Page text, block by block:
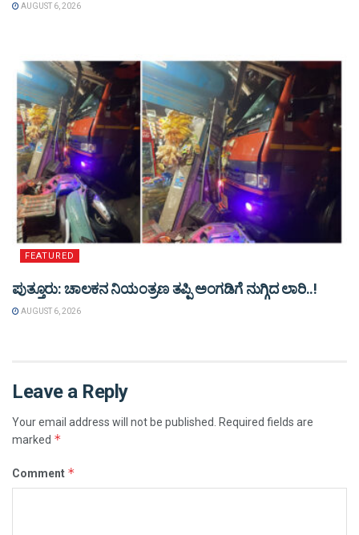
AUGUST 6, 2026
FEATURED
ಪುತ್ತೂರು: ಚಾಲಕನ ನಿಯಂತ್ರಣ ತಪ್ಪಿ ಅಂಗಡಿಗೆ ನುಗ್ಗಿದ ಲಾರಿ..!
AUGUST 6, 2026
Leave a Reply
Your email address will not be published. Required fields are
marked *
Comment *